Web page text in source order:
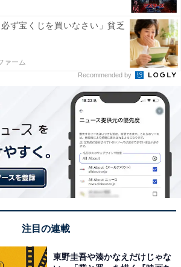
の式”で感慨無量のフィナーレ
がら「俺はうれしいよ。瞳の幸せそ
た」と満足そうに穏やかな笑みを浮か
けると葬儀が終わっており、瞳は雅
ート」を読みます。忘れられない日
伝えたいことに「全部伝えた！」と
は、雅彦の瞳に向ける底抜けの愛情
月を精いっぱい、瞳の父として生き
ってきました。
家族として新たな日々をスタートさ
・美奈子（三上愛）は岸（深澤辰
の思いを告げ、それぞれに未来に向
いく姿も見られ、穏やかであたたか
は瞳と生前の雅彦が「ねぇ瞳」「ね
必ず宝くじを買いなさい」貧乏
ァーム
Recommended by
注目の連載
東野圭吾や湊かなえだけじゃな